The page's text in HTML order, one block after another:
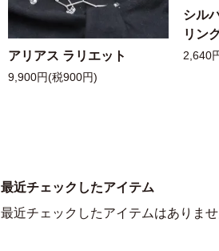
アリアス ラリエット
9,900円(税900円)
シル
リン
2,640
最近チェックしたアイテム
最近チェックしたアイテムはありませ